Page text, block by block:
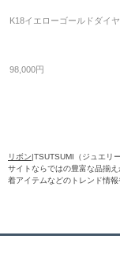
K18イエローゴールドダイ
98,000円
リボン|TSUTSUMI（ジュエリ
サイトならではの豊富な品揃
着アイテムなどのトレンド情